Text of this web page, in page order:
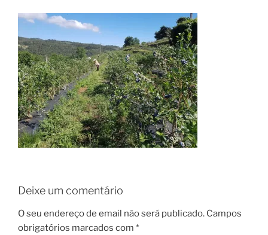
Deixe um comentário
O seu endereço de email não será publicado. Campos
obrigatórios marcados com *